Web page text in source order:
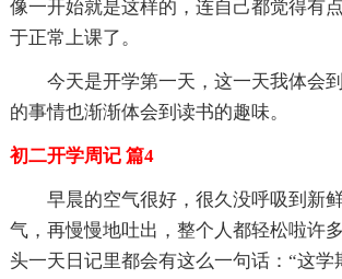
像一开始就是这样的，连自己都觉得有
于正常上课了。
今天是开学第一天，这一天我体会
的事情也渐渐体会到读书的趣味。
初二开学周记 篇4
早晨的空气很好，很久没呼吸到新
气，再慢慢地吐出，整个人都轻松啦许
头一天日记里都会有这么一句话：“这学